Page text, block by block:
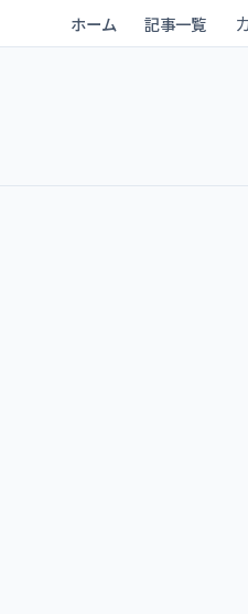
ホーム 記事一覧